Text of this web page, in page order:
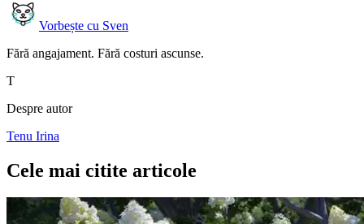
Vorbește cu Sven
Fără angajament. Fără costuri ascunse.
T
Despre autor
Tenu Irina
Cele mai citite articole